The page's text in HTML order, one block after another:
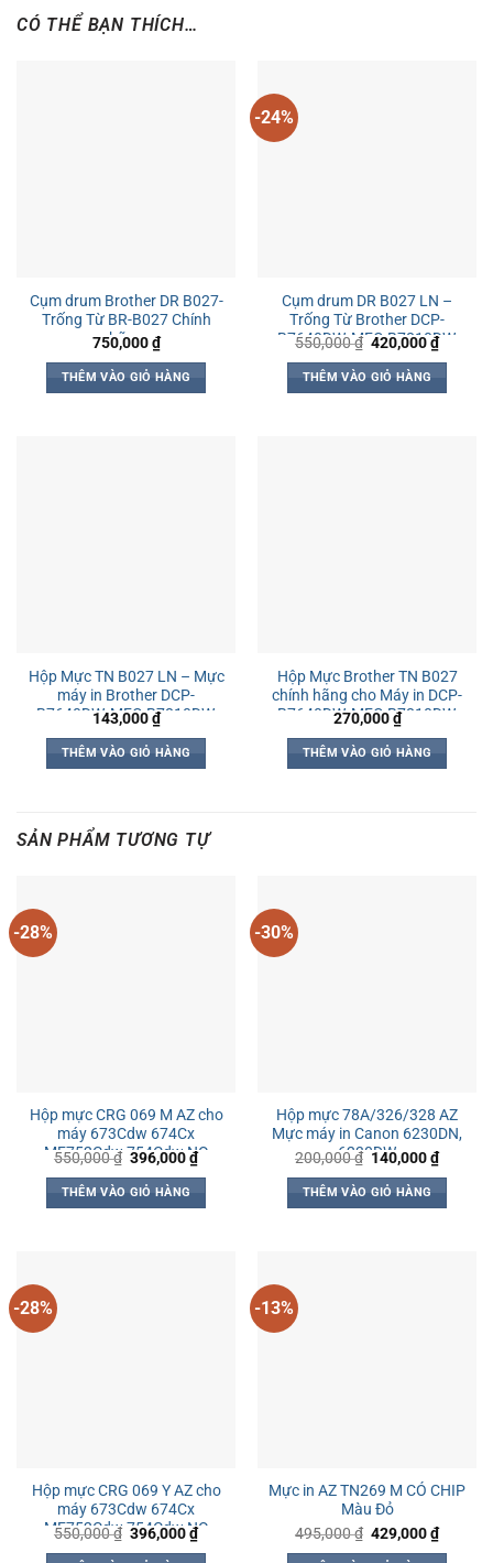
CÓ THỂ BẠN THÍCH…
Cụm drum Brother DR B027-
Trống Từ BR-B027 Chính
hãng
750,000₫
THÊM VÀO GIỎ HÀNG
-24%
Cụm drum DR B027 LN –
Trống Từ Brother DCP-
B7640DW, MFC-B7810DW,
DCP-B7620DW, HL-
B2180DW, HL-B2100D
550,000₫ Giá
là:
550,000 ₫.
420,000₫Giá
hiện
THÊM VÀO GIỎ HÀNG
Hộp Mực TN B027 LN – Mực
máy in Brother DCP-
B7640DW, MFC-B7810DW,
DCP-B7620DW, HL-
B2180DW, HL-B2100D
143,000₫
THÊM VÀO GIỎ HÀNG
Hộp Mực Brother TN B027
chính hãng cho Máy in DCP-
B7640DW, MFC-B7810DW,
DCP-B7620DW, HL-
B2180DW, HL-B2100D
270,000₫
THÊM VÀO GIỎ HÀNG
SẢN PHẨM TƯƠNG TỰ
-28%
Hộp mực CRG 069 M AZ cho
máy 673Cdw 674Cx
MF752Cdw 754Cdw NO
CHIP
550,000₫ Giá
là:
550,000 ₫.
396,000₫Giá
hiện
396,000 ₫.
THÊM VÀO GIỎ HÀNG
-30%
Hộp mực 78A/326/328 AZ
Mực máy in Canon 6230DN,
6230DW
200,000₫ Giá
là:
200,000 ₫.
140,000₫Giá
hiện
THÊM VÀO GIỎ HÀNG
-28%
Hộp mực CRG 069 Y AZ cho
máy 673Cdw 674Cx
MF752Cdw 754Cdw NO
CHIP
550,000₫ Giá
396,000₫Giá
hiện
-13%
Mực in AZ TN269 M CÓ CHIP
Màu Đỏ
495,000₫ Giá
429,000₫Giá
hiện